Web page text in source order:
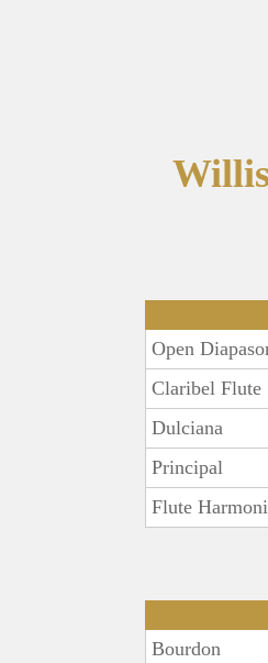
Open
Claribel Flute
Dulciana
Principal
Flute
Bourdon